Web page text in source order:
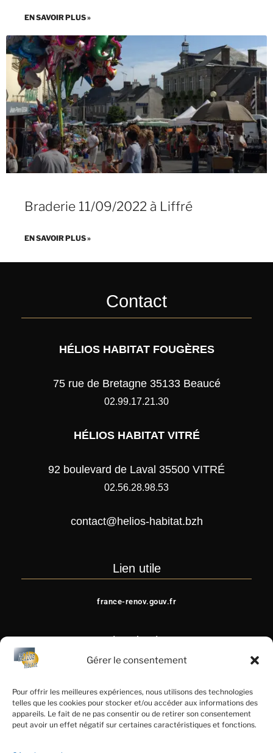
Gérer le consentement
Pour offrir les meilleures expériences, nous utilisons des technologies
telles que les cookies pour stocker et/ou accéder aux informations des
appareils. Le fait de ne pas consentir ou de retirer son consentement
peut avoir un effet négatif sur certaines caractéristiques et fonctions.
EN SAVOIR PLUS »
Braderie 11/09/2022 à Liffré
EN SAVOIR PLUS »
Contact
HÉLIOS HABITAT FOUGÈRES
75 rue de Bretagne 35133 Beaucé
02.99.17.21.30
HÉLIOS HABITAT VITRÉ
92 boulevard de Laval 35500 VITRÉ
02.56.28.98.53
contact@helios-habitat.bzh
Lien utile
france-renov.gouv.fr
Plan du site
ISOLATION DES RAMPANTS ET DES MURS
ISOLATION DU SOUS-SOL, CAVE ET VIDE SANITAIRE